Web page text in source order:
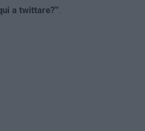
a twittare?‘”.